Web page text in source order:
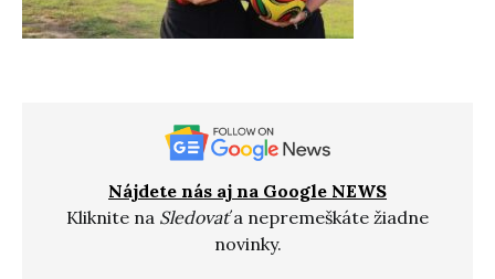
Nájdete nás aj na Google NEWS
Kliknite na Sledovaťa nepremeškáte žiadne
novinky.